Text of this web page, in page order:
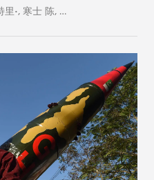
对此，卡内基四个研究
里•, 寒士 陈, …